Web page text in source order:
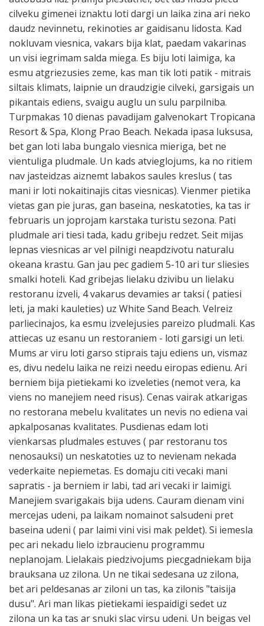
cilveku gimenei iznaktu loti dargi un laika zina ari neko
daudz nevinnetu, rekinoties ar gaidisanu lidosta. Kad
nokluvam viesnica, vakars bija klat, paedam vakarinas
un visi iegrimam salda miega. Es biju loti laimiga, ka
esmu atgriezusies zeme, kas man tik loti patik - mitrais
siltais klimats, laipnie un draudzigie cilveki, garsigais un
pikantais ediens, svaigu auglu un sulu parpilniba.
Turpmakas 10 dienas pavadijam galvenokart Tropicana
Resort & Spa, Klong Prao Beach. Nekada ipasa luksusa,
bet gan loti laba bungalo viesnica mieriga, bet ne
vientuliga pludmale. Un kads atvieglojums, ka no ritiem
nav jasteidzas aiznemt labakos saules kreslus ( tas
mani ir loti nokaitinajis citas viesnicas). Vienmer pietika
vietas gan pie juras, gan baseina, neskatoties, ka tas ir
februaris un joprojam karstaka turistu sezona. Pati
pludmale ari tiesi tada, kadu gribeju redzet. Seit mijas
lepnas viesnicas ar vel pilnigi neapdzivotu naturalu
okeana krastu. Gan jau pec gadiem 5-10 ari tur sliesies
smalki hoteli. Kad gribejas lielaku dzivibu un lielaku
restoranu izveli, 4 vakarus devamies ar taksi ( patiesi
leti, ja maki kauleties) uz White Sand Beach. Velreiz
parliecinajos, ka esmu izvelejusies pareizo pludmali. Kas
attiecas uz esanu un restoraniem - loti garsigi un leti.
Mums ar viru loti garso stiprais taju ediens un, vismaz
es, divu nedelu laika ne reizi needu eiropas edienu. Ari
berniem bija pietiekami ko izveleties (nemot vera, ka
viens no manejiem need risus). Cenas vairak atkarigas
no restorana mebelu kvalitates un nevis no ediena vai
apkalposanas kvalitates. Pusdienas edam loti
vienkarsas pludmales estuves ( par restoranu tos
nenosauksi) un neskatoties uz to nevienam nekada
vederkaite nepiemetas. Es domaju citi vecaki mani
sapratis - ja berniem ir labi, tad ari vecaki ir laimigi.
Manejiem svarigakais bija udens. Cauram dienam vini
mercejas udeni, pa laikam nomainot salsudeni pret
baseina udeni ( par laimi vini visi mak peldet). Si iemesla
pec ari nekadu lielo izbraucienu programmu
neplanojam. Lielakais piedzivojums piecgadniekam bija
brauksana uz zilona. Un ne tikai sedesana uz zilona,
bet ari peldesanas ar ziloni un tas, ka zilonis "taisija
dusu". Ari man likas pietiekami iespaidigi sedet uz
zilona un ka tas ar snuki slac virsu udeni. Un beigas vel